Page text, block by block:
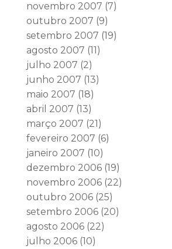
novembro 2007 (7)
outubro 2007 (9)
setembro 2007 (19)
agosto 2007 (11)
julho 2007 (2)
junho 2007 (13)
maio 2007 (18)
abril 2007 (13)
março 2007 (21)
fevereiro 2007 (6)
janeiro 2007 (10)
dezembro 2006(19)
novembro 2006(22)
outubro 2006(25)
setembro 2006(20)
agosto 2006(22)
julho 2006(10)